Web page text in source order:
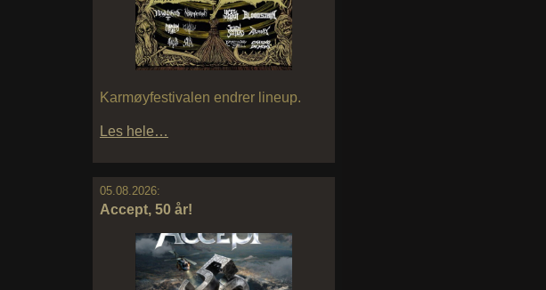
Karmøyfestivalen endrer lineup.
Les hele…
05.08.2026:
Accept, 50 år!